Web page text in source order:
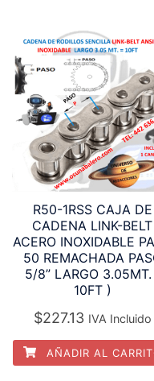
R50-1RSS CAJA DE
CADENA LINK-BELT
ACERO INOXIDABLE
50 REMACHADA
5/8” LARGO
10FT )
$227.13 IVA Incluido
AÑADIR AL